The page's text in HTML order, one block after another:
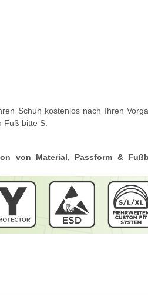
Schuh kostenlos nach Ihren
Fuß bitte S.
von Material, Passform &